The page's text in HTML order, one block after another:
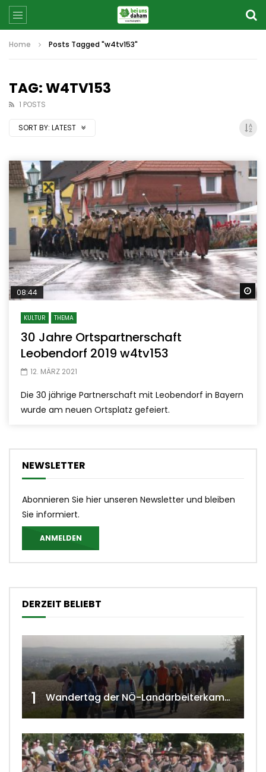
Home Posts Tagged "w4tv153"
TAG: W4TV153
1 POSTS
SORT BY: LATEST
08:44
KULTUR THEMA
30 Jahre Ortspartnerschaft
Leobendorf 2019 w4tv153
12. MÄRZ 2021
Die 30 jährige Partnerschaft mit Leobendorf in Bayern
wurde am neuen Ortsplatz gefeiert.
NEWSLETTER
Abonnieren Sie hier unseren Newsletter und bleiben
Sie informiert.
ANMELDEN
DERZEIT BELIEBT
1 Wandertag der NÖ-Landarbeiterkammer in Hollabrunn 2024